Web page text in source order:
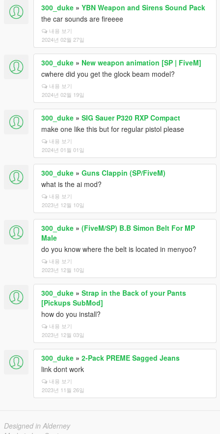
300_duke » YBN Weapon and Sirens Sound Pack
the car sounds are fireeee
내용 보기
2024년 02월 27일
300_duke » New weapon animation [SP | FiveM]
cwhere did you get the glock beam model?
내용 보기
2024년 02월 19일
300_duke » SIG Sauer P320 RXP Compact
make one like this but for regular pistol please
내용 보기
2024년 01월 01일
300_duke » Guns Clappin (SP/FiveM)
what is the ai mod?
내용 보기
2023년 12월 10일
300_duke » (FiveM/SP) B.B Simon Belt For MP
Male
do you know where the belt is located in menyoo?
내용 보기
2023년 12월 10일
300_duke » Strap in the Back of your Pants
[Pickups SubMod]
how do you install?
내용 보기
2023년 12월 03일
300_duke » 2-Pack PREME Sagged Jeans
link dont work
내용 보기
2023년 11월 26일
Designed in Alderney